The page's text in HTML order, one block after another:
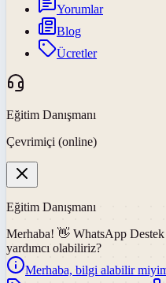
Yorumlar
Blog
Ücretler
Eğitim Danışmanı
Çevrimiçi (online)
Eğitim Danışmanı
Merhaba! 👋 WhatsApp Destek
yardımcı olabiliriz?
Merhaba, bilgi alabilir